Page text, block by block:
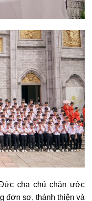
cha chủ chăn ước
đơn sơ, thánh thiện và